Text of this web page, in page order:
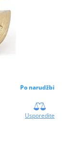
Po narudžbi
Usporedite